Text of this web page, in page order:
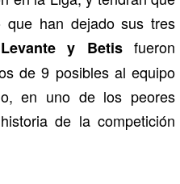
han dejado sus tres
y Betisfueron
de 9 posibles al equipo
en uno de los peores
de la competición